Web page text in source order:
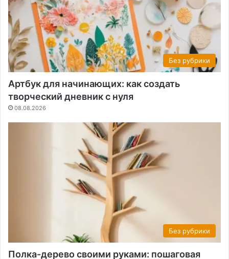
Без рубрики
Артбук для начинающих: как создать
творческий дневник с нуля
08.08.2026
Без рубрики
Полка-дерево своими руками: пошаговая